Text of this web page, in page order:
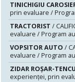
TINICHIGIU
prin evaluare /
TRACTORIST /
evaluare / Program
VOPSITOR AUTO /
evaluare / Program
ZIDAR ROȘAR-
experienței, prin